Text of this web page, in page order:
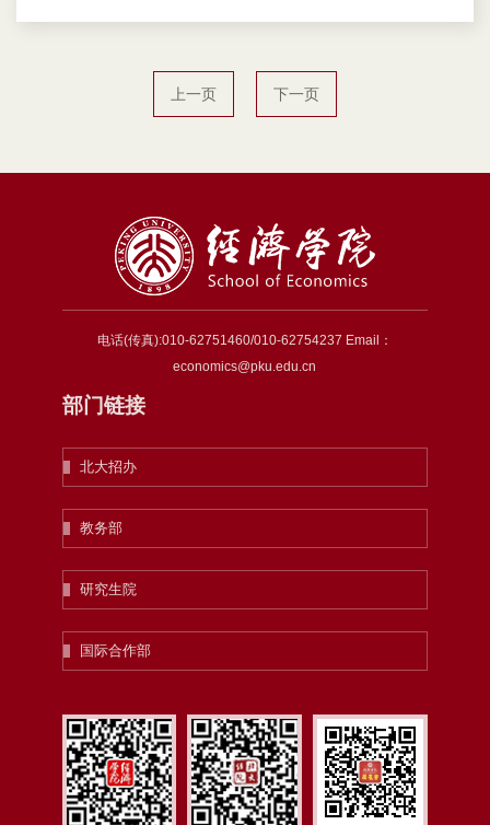
上一页 下一页
电话(传真):010-62751460/010-62754237 Email：
economics@pku.edu.cn
部门链接
北大招办
教务部
研究生院
国际合作部